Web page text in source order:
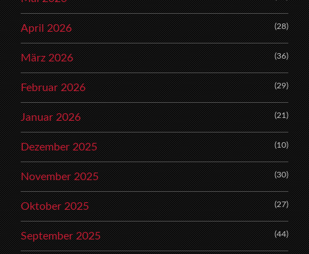
April 2026 (28)
März 2026 (36)
Februar 2026 (29)
Januar 2026 (21)
Dezember 2025 (10)
November 2025 (30)
Oktober 2025 (27)
September 2025 (44)